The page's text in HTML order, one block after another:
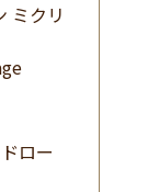
ミクリ
ロー